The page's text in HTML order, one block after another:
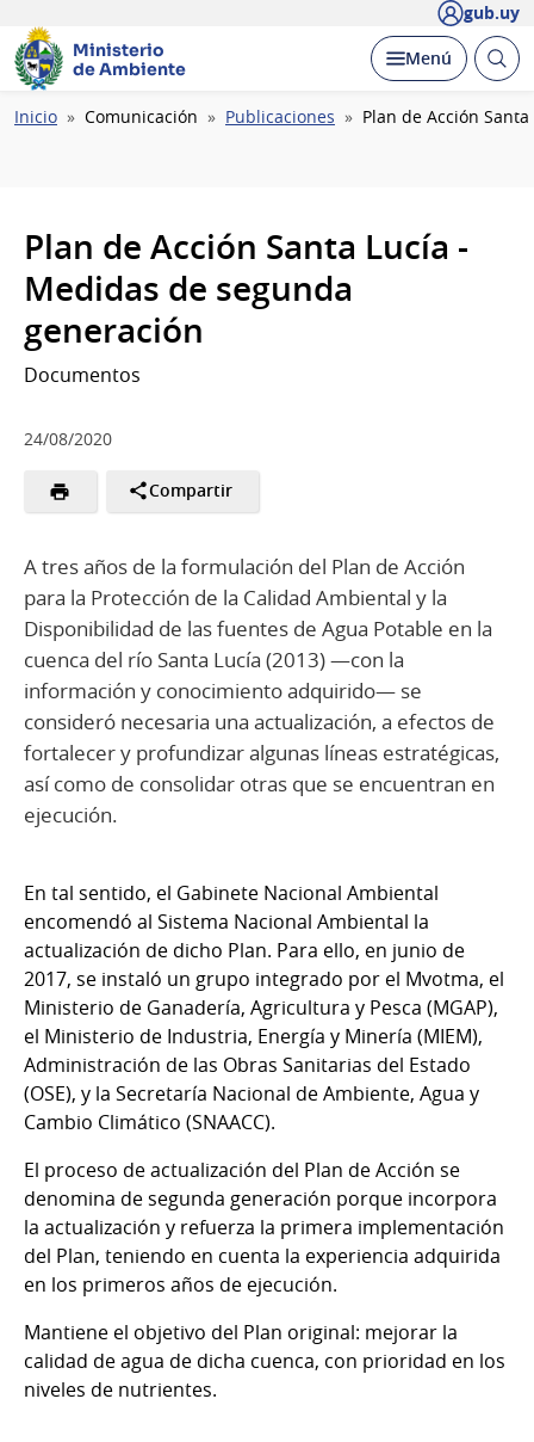
gub.uy
Ministerio
de Ambiente
Desplegar
Menú Abrir
Ruta
Inicio Comunicación Publicaciones Plan de Acción
Plan de Acción Santa Lucía -
Medidas de segunda
generación
Documentos
24/08/2020
Compartir
A tres años de la formulación del Plan de Acción
para la Protección de la Calidad Ambiental y la
Disponibilidad de las fuentes de Agua Potable en la
cuenca del río Santa Lucía (2013) —con la
información y conocimiento adquirido— se
consideró necesaria una actualización, a efectos de
fortalecer y profundizar algunas líneas estratégicas,
así como de consolidar otras que se encuentran en
ejecución.
En tal sentido, el Gabinete Nacional Ambiental
encomendó al Sistema Nacional Ambiental la
actualización de dicho Plan. Para ello, en junio de
2017, se instaló un grupo integrado por el Mvotma, el
Ministerio de Ganadería, Agricultura y Pesca (MGAP),
el Ministerio de Industria, Energía y Minería (MIEM),
Administración de las Obras Sanitarias del Estado
(OSE), y la Secretaría Nacional de Ambiente, Agua y
Cambio Climático (SNAACC).
El proceso de actualización del Plan de Acción se
denomina de segunda generación porque incorpora
la actualización y refuerza la primera implementación
del Plan, teniendo en cuenta la experiencia adquirida
en los primeros años de ejecución.
Mantiene el objetivo del Plan original: mejorar la
calidad de agua de dicha cuenca, con prioridad en los
niveles de nutrientes.